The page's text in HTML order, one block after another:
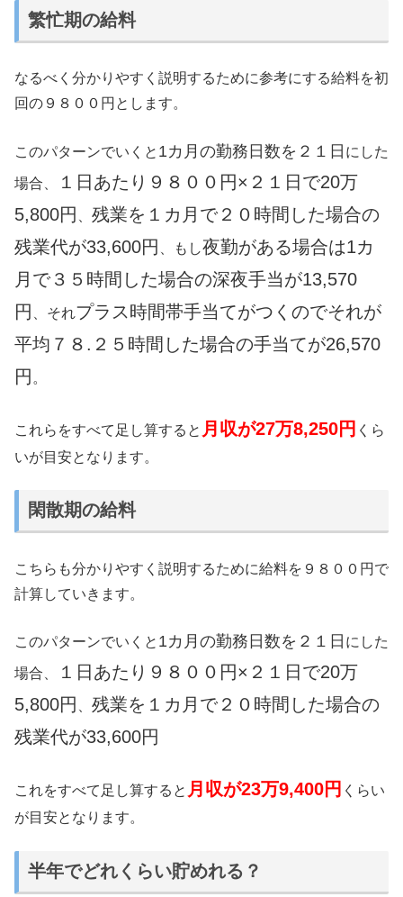
繁忙期の給料
なるべく分かりやすく説明するために参考にする給料を初
回の９８００円とします。
このパターンでいくと 1カ月の勤務日数を２１日 にした
場合、
１日あたり９８００円×２１日で20万
5,800円
残業を１カ月で２０時間した場合の
残業代が33,600円
、もし夜勤がある場合は1カ
月で３５時間した場合の深夜手当が13,570
円
、それプラス時間帯手当てがつくのでそれが
平均７８.２５時間した場合の手当てが26,570
円 。
これらをすべて足し算すると 月収が27万8,250円 くら
いが目安となります。
閑散期の給料
こちらも分かりやすく説明するために給料を９８００円で
計算していきます。
このパターンでいくと 1カ月の勤務日数を２１日 にした
場合、
１日あたり９８００円×２１日で20万
5,800円
残業を１カ月で２０時間した場合の
残業代が33,600円
これをすべて足し算すると 月収が23万9,400円 くらい
が目安となります。
半年でどれくらい貯めれる？